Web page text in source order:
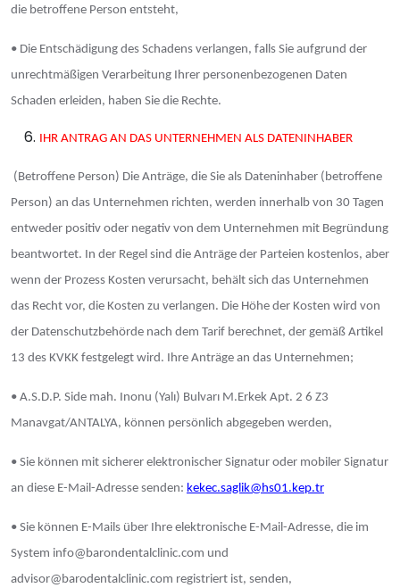
die betroffene Person entsteht,
• Die Entschädigung des Schadens verlangen, falls Sie aufgrund der
unrechtmäßigen Verarbeitung Ihrer personenbezogenen Daten
Schaden erleiden, haben Sie die Rechte.
IHR ANTRAG AN DAS UNTERNEHMEN ALS DATENINHABER
(Betroffene Person) Die Anträge, die Sie als Dateninhaber (betroffene
Person) an das Unternehmen richten, werden innerhalb von 30 Tagen
entweder positiv oder negativ von dem Unternehmen mit Begründung
beantwortet. In der Regel sind die Anträge der Parteien kostenlos, aber
wenn der Prozess Kosten verursacht, behält sich das Unternehmen
das Recht vor, die Kosten zu verlangen. Die Höhe der Kosten wird von
der Datenschutzbehörde nach dem Tarif berechnet, der gemäß Artikel
13 des KVKK festgelegt wird. Ihre Anträge an das Unternehmen;
• A.S.D.P. Side mah. Inonu (Yalı) Bulvarı M.Erkek Apt. 2 6 Z3
Manavgat/ANTALYA, können persönlich abgegeben werden,
• Sie können mit sicherer elektronischer Signatur oder mobiler Signatur
an diese E-Mail-Adresse senden: kekec.saglik@hs01.kep.tr
• Sie können E-Mails über Ihre elektronische E-Mail-Adresse, die im
System info@barondentalclinic.com und
advisor@barodentalclinic.com registriert ist, senden,